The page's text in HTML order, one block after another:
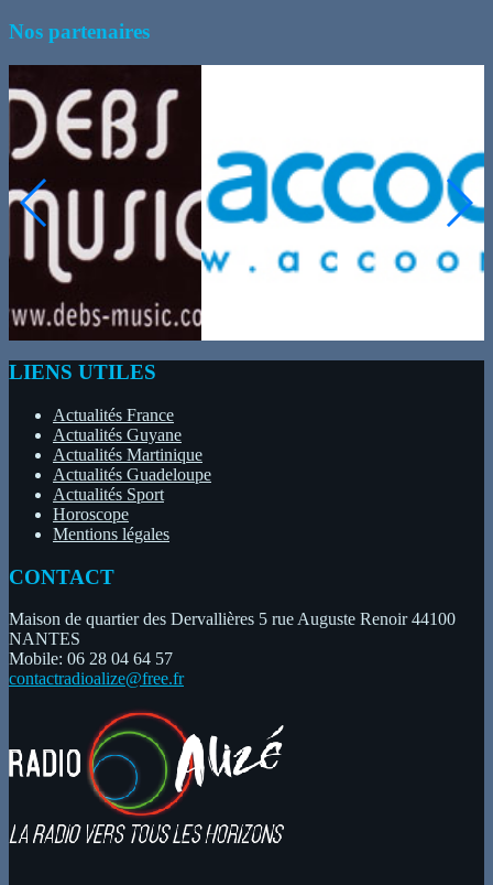
Nos partenaires
LIENS UTILES
Actualités France
Actualités Guyane
Actualités Martinique
Actualités Guadeloupe
Actualités Sport
Horoscope
Mentions légales
CONTACT
Maison de quartier des Dervallières 5 rue Auguste Renoir 44100
NANTES
Mobile: 06 28 04 64 57
contactradioalize@free.fr